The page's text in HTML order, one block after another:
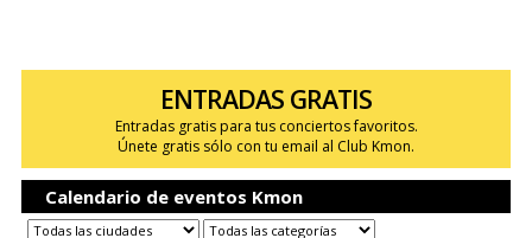
ENTRADAS GRATIS
Entradas gratis para tus conciertos favoritos.
Únete gratis sólo con tu email al Club Kmon.
Calendario de eventos Kmon